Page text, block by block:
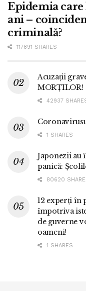
Epidemia care
ani –
criminală?
117891 SHARES
Acuzații
MORȚILOR!
42937
1 SHARES
Japonezii au
panică:
80620
12 experți în
împotriva
de guverne
oameni!
1 SHARES